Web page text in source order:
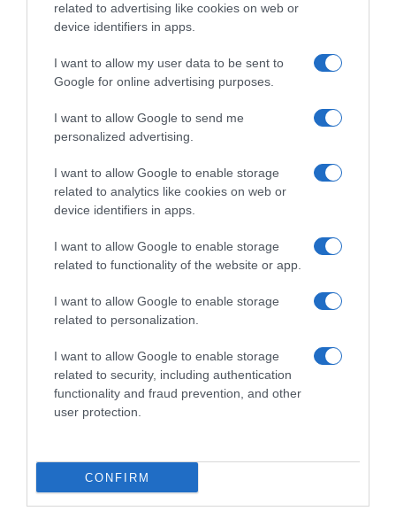
related to advertising like cookies on web or
device identifiers in apps.
I want to allow my user data to be sent to
Google for online advertising purposes.
I want to allow Google to send me
personalized advertising.
I want to allow Google to enable storage
related to analytics like cookies on web or
device identifiers in apps.
I want to allow Google to enable storage
related to functionality of the website or app.
I want to allow Google to enable storage
related to personalization.
I want to allow Google to enable storage
related to security, including authentication
functionality and fraud prevention, and other
user protection.
CONFIRM
ΠΟΛΙΤΙΚΗ
Χατζηδάκης: “Άκυρες από 1η
Οκτωβρίου οι εγκύκλιοι που δεν
αναρτώνται – Υποχρεωτική η
δημοσίευσή τους στις ιστοσελίδες
των φορέων που τις εκδίδουν”
Η προϋπόθεση για την ισχύ τους
ΠΟΛΙΤΙΚΗ
Θεοδωρικάκος: “Συμβάλλουμε στην